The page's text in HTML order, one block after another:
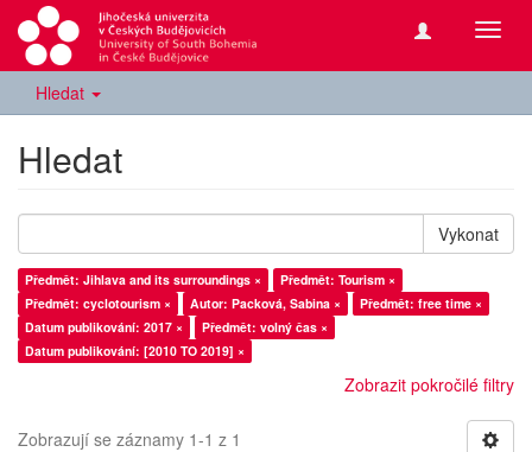
Hledat
Hledat
Vykonat
Předmět: Jihlava and its surroundings ×
Předmět: Tourism ×
Předmět: cyclotourism ×
Autor: Packová, Sabina ×
Předmět: free time ×
Datum publikování: 2017 ×
Předmět: volný čas ×
Datum publikování: [2010 TO 2019] ×
Zobrazit pokročilé filtry
Zobrazují se záznamy 1-1 z 1